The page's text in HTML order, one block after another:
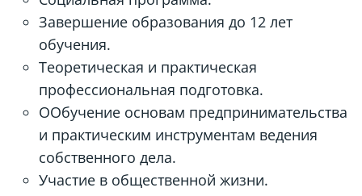
Завершение образования до 12 лет
обучения.
Теоретическая и практическая
профессиональная подготовка.
ООбучение основам предпринимательства
и практическим инструментам ведения
собственного дела.
Участие в общественной жизни.